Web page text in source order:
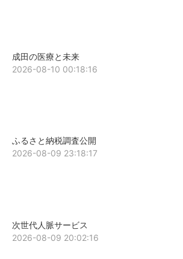
成田の医療と未来
2026-08-10 00:18:16
ふるさと納税調査公開
2026-08-09 23:18:17
次世代人脈サービス
2026-08-09 20:02:16